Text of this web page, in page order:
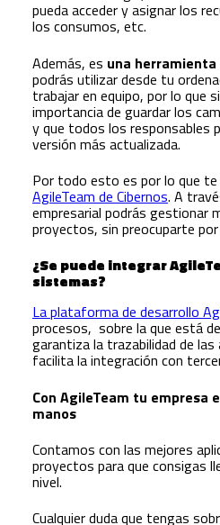
pueda acceder y asignar los
los consumos, etc.
Además, es una
podrás utilizar desde tu
trabajar en equipo, por lo que
importancia de guardar los
y que todos los responsables
versión más actualizada.
Por todo esto es por lo que
AgileTeam de Cibernos. A
empresarial podrás gestionar
proyectos, sin preocuparte
¿Se puede integrar
sistemas?
La plataforma de desarrollo
procesos, sobre la que está
garantiza la trazabilidad de las
facilita la integración con
Con AgileTeam tu empresa
manos
Contamos con las mejores
proyectos para que consigas
nivel.
Cualquier duda que tengas